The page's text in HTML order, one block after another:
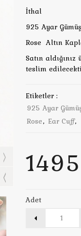
İthal
925 Ayar Gümüş
Rose Altın
Satın
teslim
Etiketler :
925 Ayar
Rose, Ear Cuff,
Adet